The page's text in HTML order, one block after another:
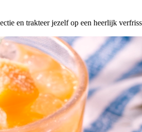
en trakteer jezelf op een heerlijk